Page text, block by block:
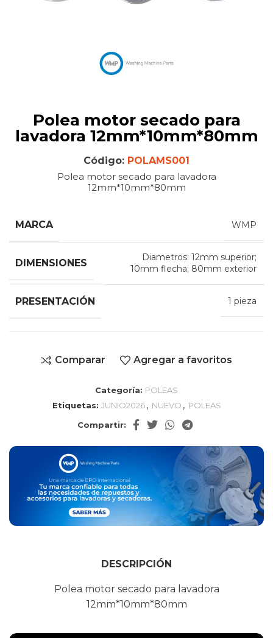
Polea motor secado para
lavadora 12mm*10mm*80mm
Código: POLAMS001
Polea motor secado para lavadora
12mm*10mm*80mm
MARCA WMP
DIMENSIONES
Diametros: 12mm superior;
10mm flecha; 80mm exterior
PRESENTACIÓN 1 pieza
Comparar Agregar a favoritos
Categoría: POLEAS
Etiquetas: JUNIO2026 , NUEVO , POLEAS
Compartir:
DESCRIPCIÓN
Polea motor secado para lavadora
12mm*10mm*80mm